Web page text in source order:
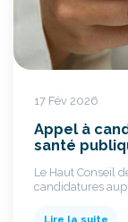
17 Fév 2026
Appel à
santé
Le Haut Conseil
candidatures
Lire la suite